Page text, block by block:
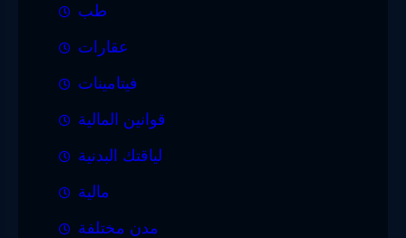
طب
عقارات
فيتامينات
قوانين المالية
لياقتك البدنية
مالية
مدن مختلفة